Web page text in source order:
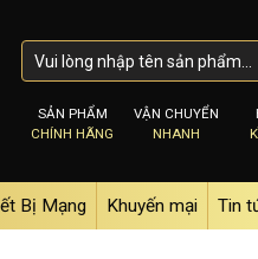
SẢN PHẨM
CHÍNH HÃNG
VẬN CHUYỂN
NHANH
Bị Mạng Khuyến mại Tin